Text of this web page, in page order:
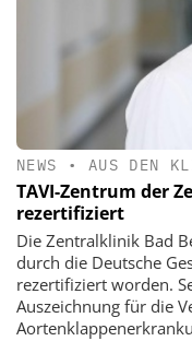
NEWS • AUS DEN
TAVI-Zentrum der
rezertifiziert
Die Zentralklinik Bad
durch die Deutsche
rezertifiziert worden.
Auszeichnung für die